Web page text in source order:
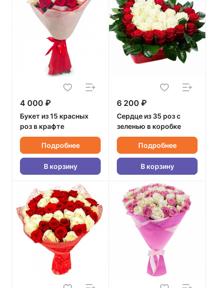
4 000 ₽
Букет из 15 красных
роз в крафте
Подробнее
В корзину
6 200 ₽
Сердце из 35 роз с
зеленью в коробке
Подробнее
В корзину